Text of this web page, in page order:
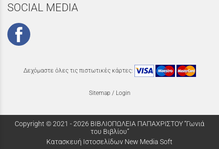
SOCIAL MEDIA
Δεχόμαστε όλες τις πιστωτικές κάρτες:
Sitemap / Login
Copyright © 2021 - 2026 ΒΙΒΛΙΟΠΩΛΕΙΑ ΠΑΠΑΧΡΙΣΤΟΥ “Γωνιά
του Βιβλίου”
Κατασκευή Ιστοσελίδων New Media Soft